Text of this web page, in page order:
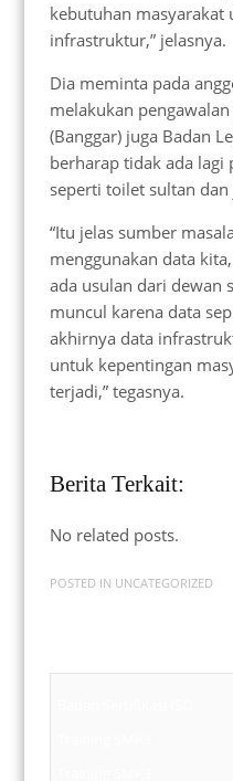
kebutuhan masyarakat
infrastruktur,” jelasnya.
Dia meminta pada
melakukan
(Banggar) juga Badan
berharap tidak ada lagi
seperti toilet sultan
“Itu jelas sumber
menggunakan data
ada usulan dari dewan
muncul karena data
akhirnya data
untuk kepentingan
terjadi,” tegasnya.
Berita Terkait:
No related posts.
POSTED IN UNCATEGORIZED